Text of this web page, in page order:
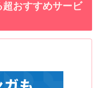
おすすめサービ